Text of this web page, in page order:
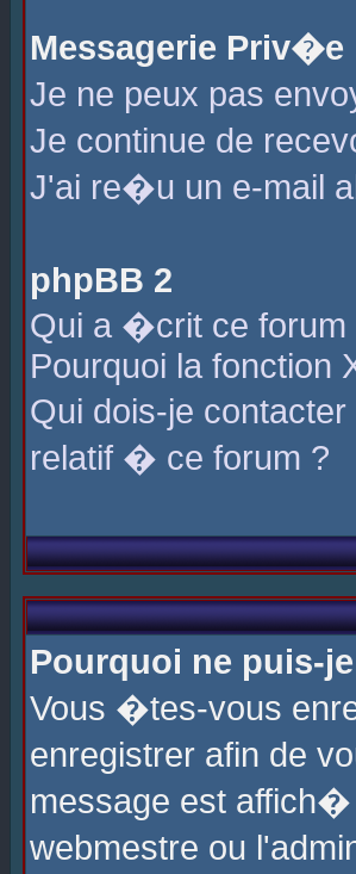
Messagerie Priv�e
Je ne peux pas
Je continue de
J'ai re�u un e-mail
phpBB 2
Qui a �crit ce forum
Pourquoi la fonction
Qui dois-je
relatif � ce forum ?
Pourquoi ne puis-
Vous �tes-vous
enregistrer afin de
message est
webmestre ou